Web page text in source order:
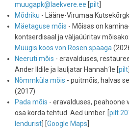
muugapk@laekvere.ee [pilt
Mõdriku - Lääne-Virumaa
Mäetaguse mõis - Mõisas on
kontserdisaal ja väljaüüritav
Müügis koos von Rosen spaaga
Neeruti mõis - eravalduses,
Ander Ildile ja lauljatar Hannah´le [pilt
Nõmmküla mõis - puitmõis, halvas
(2017)
Pada mõis - eravalduses, peahoone
osa korda tehtud. Aed ümber. [pilt
lendurist ] [Google Maps